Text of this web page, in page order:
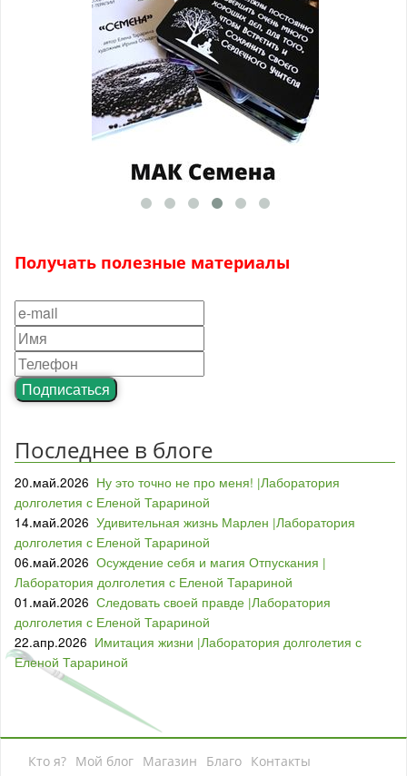
Получать полезные материалы
Подписаться
Последнее в блоге
20.май.2026 Ну это точно не про меня! |Лаборатория
долголетия с Еленой Тарариной
14.май.2026 Удивительная жизнь Марлен |Лаборатория
долголетия с Еленой Тарариной
06.май.2026 Осуждение себя и магия Отпускания |
Лаборатория долголетия с Еленой Тарариной
01.май.2026 Следовать своей правде |Лаборатория
долголетия с Еленой Тарариной
22.апр.2026 Имитация жизни |Лаборатория долголетия с
Еленой Тарариной
Кто я? Мой блог Магазин Благо Контакты